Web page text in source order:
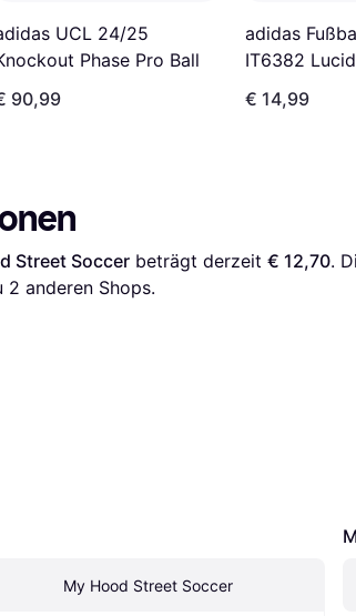
UCL 24/25
Phase Pro Ball
90,99
adidas
IT6382
4
€ 14,99
Street Soccer beträgt derzeit € 12,70.
2 anderen Shops.
My Hood Street Soccer